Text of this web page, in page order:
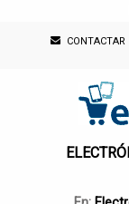
CONTACTAR